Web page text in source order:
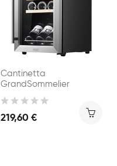
Cantinetta
GrandSommelier
219,60 €